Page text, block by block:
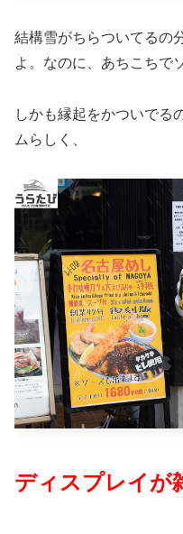
結構雪がちらついてるの
よ。なのに、あちこちで
しかも縁起をかついでる
ムらしく、
ディスプレイが